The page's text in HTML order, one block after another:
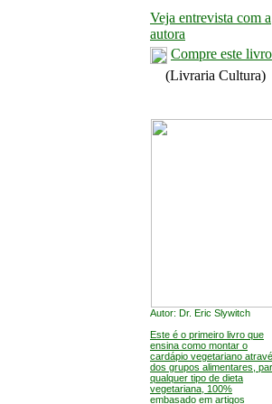
Veja entrevista com a
autora
Compre este livro
(Livraria Cultura)
Autor: Dr. Eric Slywitch
Este é o primeiro livro que
ensina como montar o
cardápio vegetariano
dos grupos alimentares,
qualquer tipo de dieta
vegetariana, 100%
embasado em artigos